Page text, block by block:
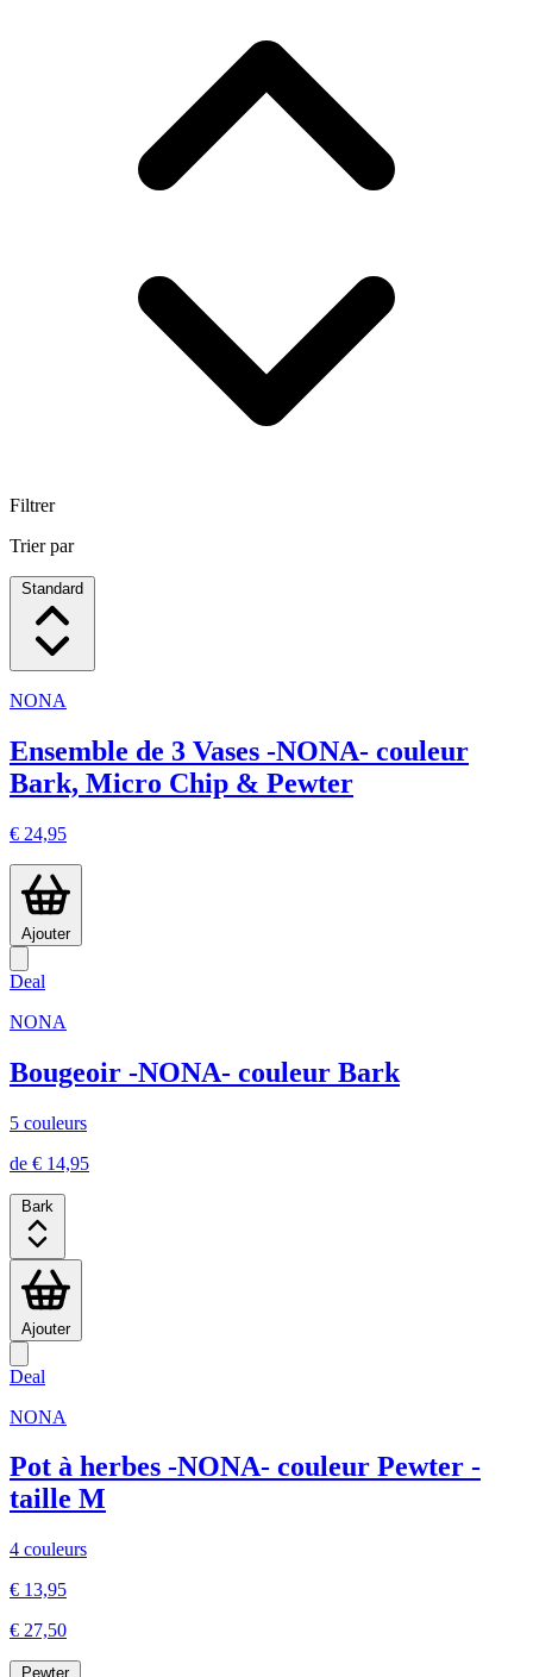
Filtrer
Trier par
Standard
NONA
Ensemble de 3 Vases -NONA- couleur
Bark, Micro Chip & Pewter
€ 24,95
Ajouter
Deal
NONA
Bougeoir -NONA- couleur Bark
5 couleurs
de € 14,95
Bark
Ajouter
Deal
NONA
Pot à herbes -NONA- couleur Pewter -
taille M
4 couleurs
€ 13,95
€ 27,50
Pewter